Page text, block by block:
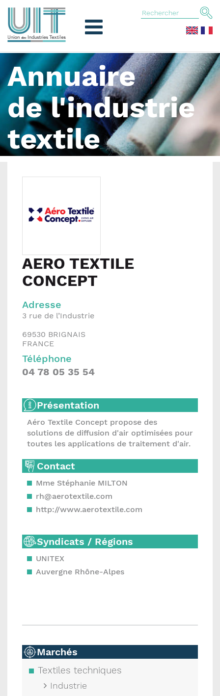
Annuaire
de l'industrie
textile
AERO TEXTILE
CONCEPT
Adresse
3 rue de l’Industrie
69530 BRIGNAIS
FRANCE
Téléphone
04 78 05 35 54
Présentation
Aéro Textile Concept propose des
solutions de diffusion d'air optimisées pour
toutes les applications de traitement d'air.
Contact
Mme Stéphanie MILTON
rh@aerotextile.com
http://www.aerotextile.com
Syndicats / Régions
UNITEX
Auvergne Rhône-Alpes
Marchés
Textiles techniques
Industrie